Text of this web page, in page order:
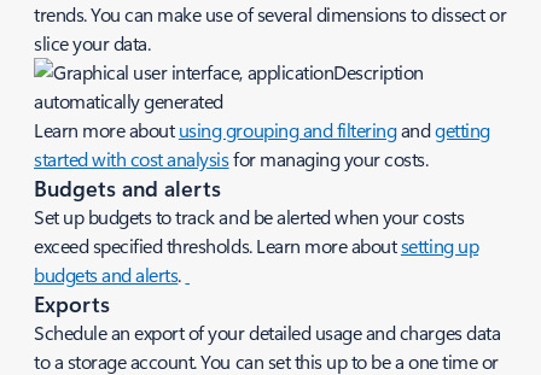
trends. You can make use of several dimensions to dissect or
slice your data.
Learn more aboutusing grouping and filteringandgetting
started with cost analysisfor managing your costs.
Budgets and alerts
Set up budgets to track and be alerted when your costs
exceed specified thresholds. Learn more aboutsetting up
budgets and alerts.
Exports
Schedule an export of your detailed usage and charges data
to a storage account. You can set this up to be a one time or